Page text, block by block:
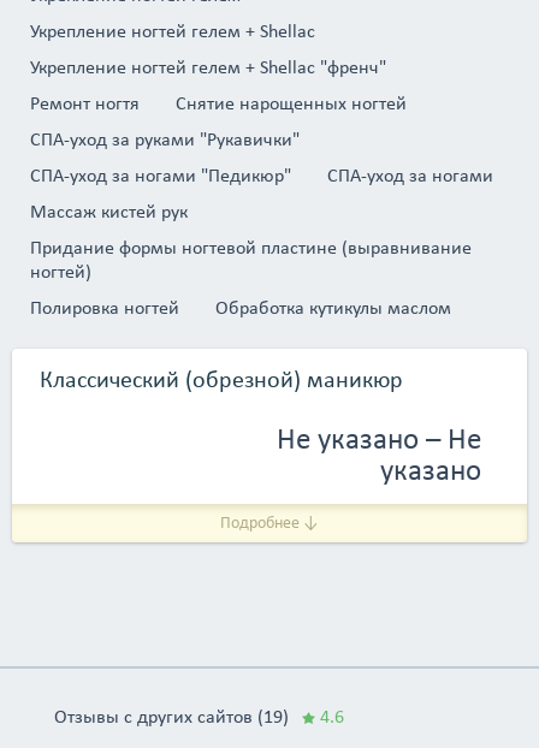
Укрепление ногтей гелем + Shellac
Укрепление ногтей гелем + Shellac "френч"
Ремонт ногтя
Снятие нарощенных ногтей
СПА-уход за руками "Рукавички"
СПА-уход за ногами "Педикюр"
СПА-уход за ногами
Массаж кистей рук
Придание формы ногтевой пластине (выравнивание
ногтей)
Полировка ногтей
Обработка кутикулы маслом
Классический (обрезной) маникюр
Не указано – Не
указано
Подробнее ↓
Отзывы с других сайтов (19) 4.6